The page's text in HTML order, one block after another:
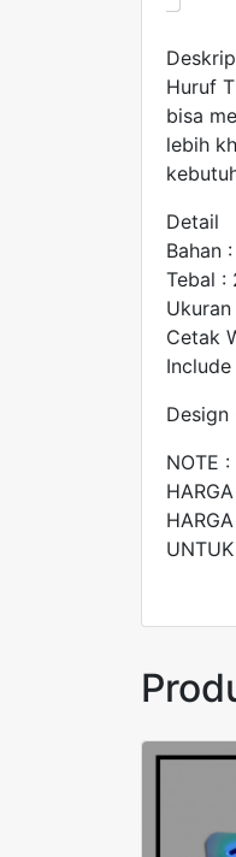
Huruf
bisa
lebih
Detail
Bahan
Tebal :
Cetak
Design
NOTE :